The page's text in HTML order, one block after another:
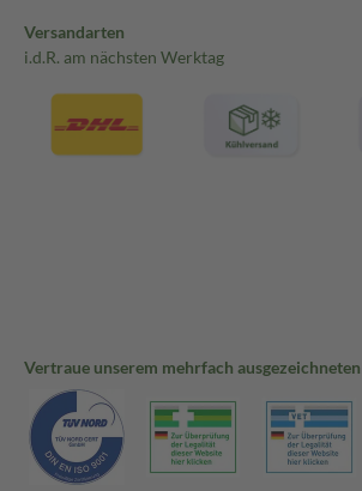
Versandarten
i.d.R. am nächsten Werktag
Vertraue unserem mehrfach